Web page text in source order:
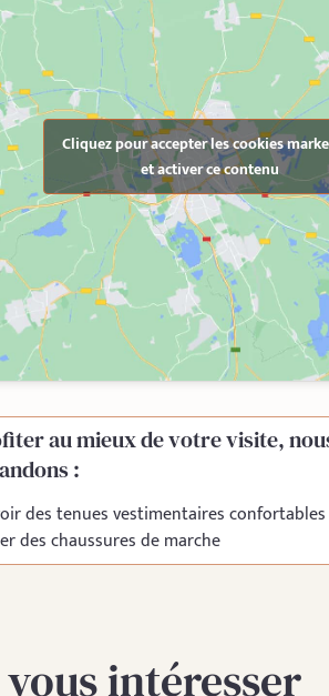
Cliquez pour accepter les cookies
et activer ce contenu
au mieux de votre visite,
:
des tenues vestimentaires
des chaussures de marche
intéresser